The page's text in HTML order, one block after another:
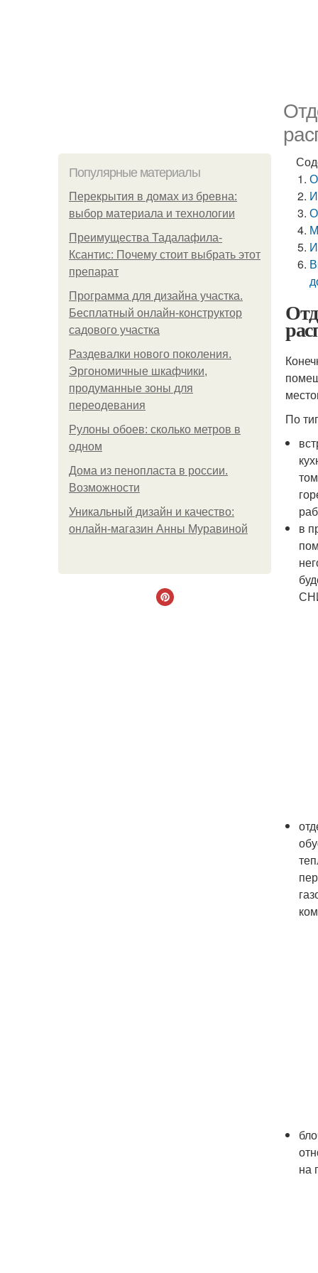
Популярные материалы
Перекрытия в домах из бревна:
выбор материала и технологии
Преимущества Тадалафила-
Ксантис: Почему стоит выбрать этот
препарат
Программа для дизайна участка.
Бесплатный онлайн-конструктор
садового участка
Раздевалки нового поколения.
Эргономичные шкафчики,
продуманные зоны для
переодевания
Рулоны обоев: сколько метров в
одном
Дома из пенопласта в россии.
Возможности
Уникальный дизайн и качество:
онлайн-магазин Анны Муравиной
По
в
на